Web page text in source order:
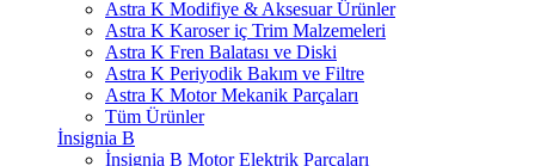
Astra K Modifiye & Aksesuar Ürünler
Astra K Karoser iç Trim Malzemeleri
Astra K Fren Balatası ve Diski
Astra K Periyodik Bakım ve Filtre
Astra K Motor Mekanik Parçaları
Tüm Ürünler
İnsignia B
İnsignia B Motor Elektrik Parçaları